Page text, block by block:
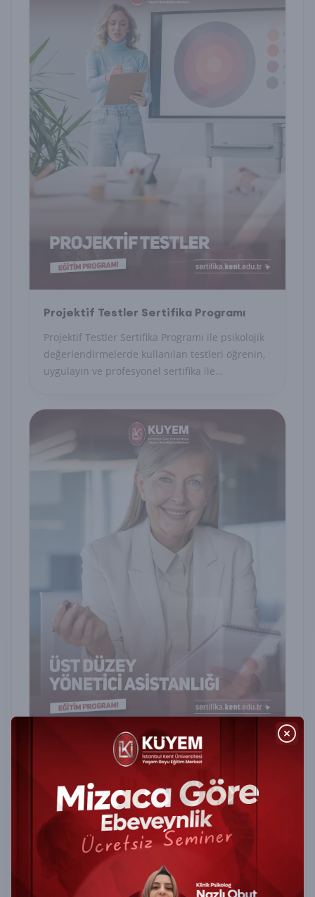
Projektif Testler Sertifika Programı
Projektif Testler Sertifika Programı ile psikolojik
değerlendirmelerde kullanılan testleri öğrenin,
uygulayın ve profesyonel sertifika ile
Üst Düzey Yönetici Asistanlığı Sertifika
Üst Düzey Yönetici Asistanlığı Sertifika Programı
ile ofis ve zaman yönetiminde uzmanlaşın,
profesyonel iletişim becerilerinizi geliştirin.